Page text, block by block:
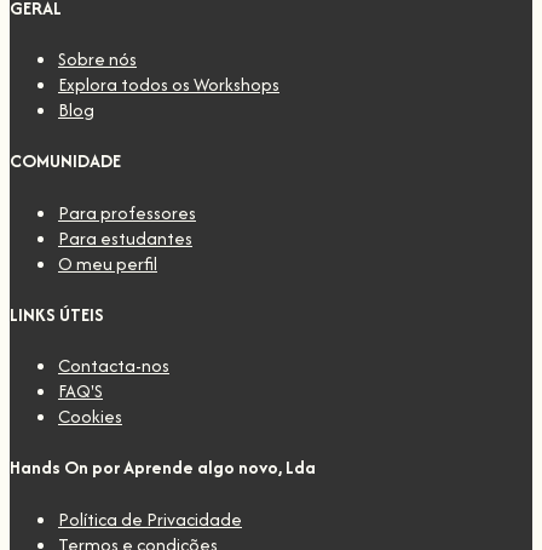
GERAL
Sobre nós
Explora todos os Workshops
Blog
COMUNIDADE
Para professores
Para estudantes
O meu perfil
LINKS ÚTEIS
Contacta-nos
FAQ'S
Cookies
Hands On por Aprende algo novo, Lda
Política de Privacidade
Termos e condições